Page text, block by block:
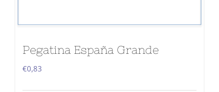
Pegatina España Grande
€0,83